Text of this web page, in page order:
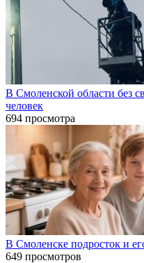
В Смоленской области без
человек
694 просмотра
В Смоленске подросток и
649 просмотров